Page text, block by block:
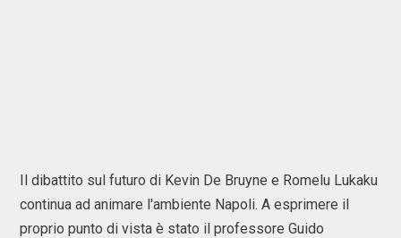
Il dibattito sul futuro di Kevin De Bruyne e Romelu Lukaku
continua ad animare l'ambiente Napoli. A esprimere il
proprio punto di vista è stato il professore Guido